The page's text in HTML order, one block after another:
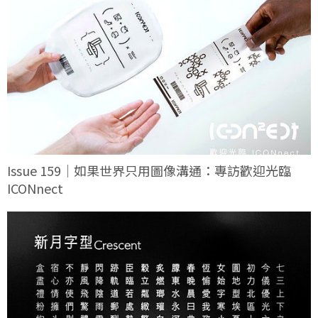
Issue 159｜如果世界只用圖像溝通：專訪歡迎光臨
ICONnect